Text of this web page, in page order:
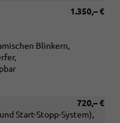
1.350,– €
Blinkern,
720,– €
Start-Stopp-System),